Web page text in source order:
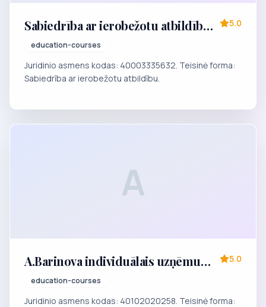
Sabiedrība ar ierobežotu atbildību
"RAU PIRMSTUDIJU APMĀCĪBAS
INSTITŪTS"
education-courses
5.0
Juridinio asmens kodas: 40003335632. Teisinė forma:
Sabiedrība ar ierobežotu atbildību.
A
A.Barinova individuālais uzņēmums
profesionālā privātskola-studija
"BALETA PASAULE"
education-courses
5.0
Juridinio asmens kodas: 40102020258. Teisinė forma: